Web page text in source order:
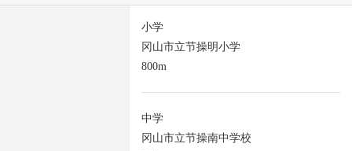
小学
冈山市立节操明小学
800m
中学
冈山市立节操南中学校